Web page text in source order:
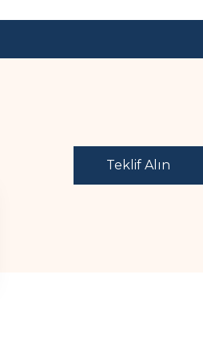
Teklif Alın